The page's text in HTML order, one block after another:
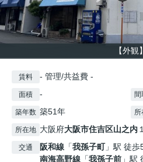
【外観】
賃料 - 管理/共益費 -
面積 - 間
築年数 築51年 所
所在地 大阪府大阪市住吉区山之内
交通 阪和線 「我孫子町」駅 徒歩
南海高野線 「我孫子前 」駅